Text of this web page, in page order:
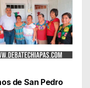
de San Pedro